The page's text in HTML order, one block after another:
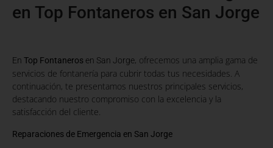
en Top Fontaneros en San Jorge
En Top Fontaneros en San Jorge, ofrecemos una amplia gama de
servicios de fontanería para cubrir todas tus necesidades. A
continuación, te presentamos nuestros principales servicios,
destacando nuestro compromiso con la excelencia y la
satisfacción del cliente.
Reparaciones de Emergencia en San Jorge